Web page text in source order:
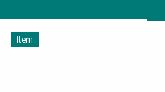
Item